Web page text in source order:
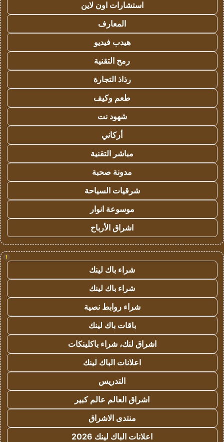
استشارات اون لاين
المعارف
هيدب فيديو
رمح التقنية
رذاذ التجارة
طعم وكيف
شهود نت
أركاني
مباشر التقنية
مدونة صحبة
شرقيات السياحة
موسوعة انوار
اشراق الأرباح
!
شراء باك لينك
شراء باك لينك
شراء روابط نصية
باقات باك لينك
اشراق لنك، شراء باكلينكات
اعلانات الباك لينك
التدريس
اشراق العالم عالم كبير
منتدى الاشراق
اعلانات الباك لينك 2026